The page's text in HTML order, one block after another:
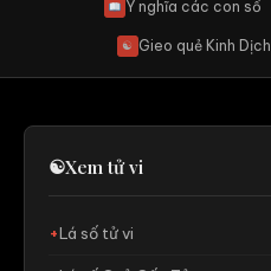
Ý nghĩa các con số
☯ Gieo quẻ Kinh Dịch
☯Xem tử vi
Lá số tử vi